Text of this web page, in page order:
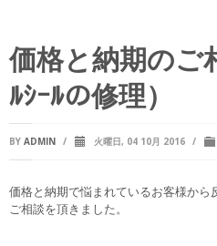
価格と納期のご
ﾙｼｰﾙの修理）
BY ADMIN / 火曜日, 04 10月 2016 /
価格と納期で悩まれているお客様から
ご相談を頂きました。